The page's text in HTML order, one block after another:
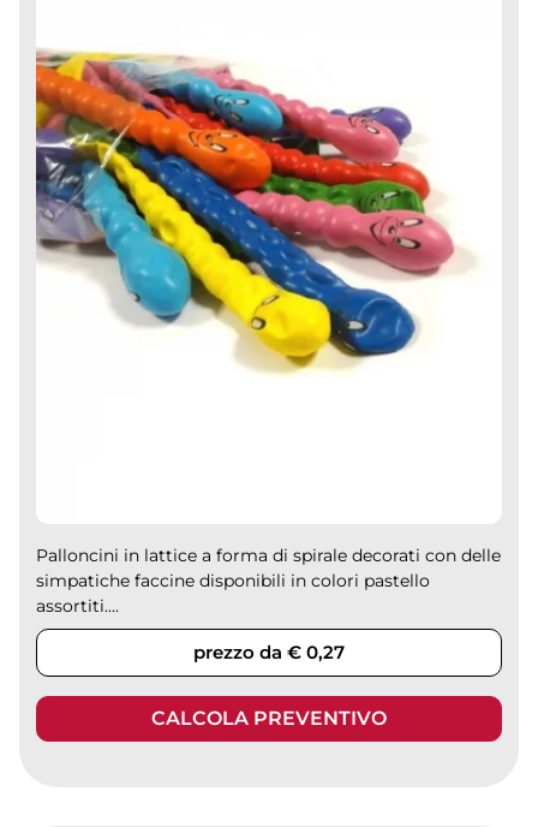
Palloncini in lattice a forma di spirale decorati con delle
simpatiche faccine disponibili in colori pastello
assortiti....
prezzo da € 0,27
CALCOLA PREVENTIVO